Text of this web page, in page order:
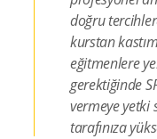
doğru
kurstan
eğitmenlere
gerektiğinde
vermeye
tarafınıza